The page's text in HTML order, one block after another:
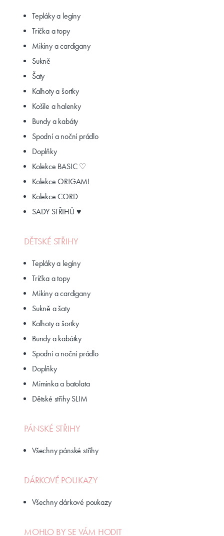
Tepláky a legíny
Trička a topy
Mikiny a cardigany
Sukně
Šaty
Kalhoty a šortky
Košile a halenky
Bundy a kabáty
Spodní a noční prádlo
Doplňky
Kolekce BASIC ♡
Kolekce OR!GAM!
Kolekce CORD
SADY STŘIHŮ ♥
DĚTSKÉ STŘIHY
Tepláky a legíny
Trička a topy
Mikiny a cardigany
Sukně a šaty
Kalhoty a šortky
Bundy a kabátky
Spodní a noční prádlo
Doplňky
Miminka a batolata
Dětské střihy SLIM
PÁNSKÉ STŘIHY
Všechny pánské střihy
DÁRKOVÉ POUKAZY
Všechny dárkové poukazy
MOHLO BY SE VÁM HODIT